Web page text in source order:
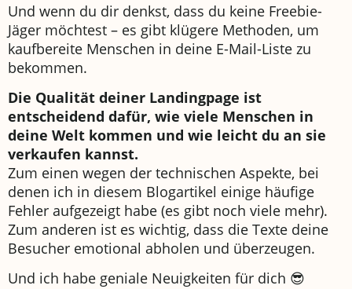
Und wenn du dir denkst, dass du keine Freebie-
Jäger möchtest – es gibt klügere Methoden, um
kaufbereite Menschen in deine E-Mail-Liste zu
bekommen.
Die Qualität deiner Landingpage ist
entscheidend dafür, wie viele Menschen in
deine Welt kommen und wie leicht du an sie
verkaufen kannst.
Zum einen wegen der technischen Aspekte, bei
denen ich in diesem Blogartikel einige häufige
Fehler aufgezeigt habe (es gibt noch viele mehr).
Zum anderen ist es wichtig, dass die Texte deine
Besucher emotional abholen und überzeugen.
Und ich habe geniale Neuigkeiten für dich 😎